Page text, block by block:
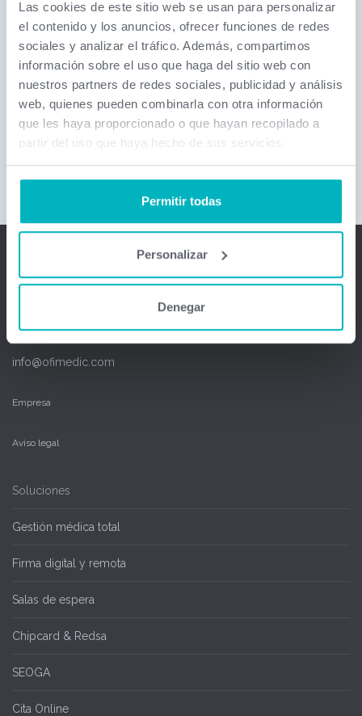
Las cookies de este sitio web se usan para personalizar
el contenido y los anuncios, ofrecer funciones de redes
sociales y analizar el tráfico. Además, compartimos
información sobre el uso que haga del sitio web con
nuestros partners de redes sociales, publicidad y análisis
web, quienes pueden combinarla con otra información
que les haya proporcionado o que hayan recopilado a
partir del uso que haya hecho de sus servicios.
Permitir todas
Personalizar
Denegar
mayor seguridad. Acceda directamente desde el
navegador o descargandopreviamente "Parallels". Con esta
opción podrá acceder desde ordenadores portátiles,
ordenadores de sobremesa y tabletas. Disponible para los
usuarios contratados en el modelo Ofimedic Desktop.
Acceso Guía instalación Parallels
Ofimedic Software Médico
info@ofimedic.com
Empresa
Aviso legal
Soluciones
Gestión médica total
Firma digital y remota
Salas de espera
Chipcard & Redsa
SEOGA
Cita Online